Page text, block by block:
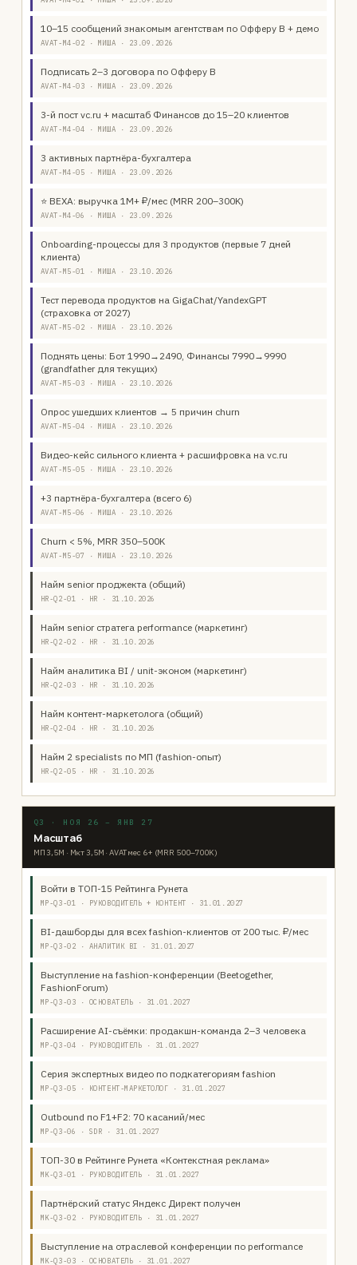
10–15 сообщений знакомым агентствам по Офферу B + демо
AVAT-M4-02 · МИША · 23.09.2026
Подписать 2–3 договора по Офферу B
AVAT-M4-03 · МИША · 23.09.2026
3-й пост vc.ru + масштаб Финансов до 15–20 клиентов
AVAT-M4-04 · МИША · 23.09.2026
3 активных партнёра-бухгалтера
AVAT-M4-05 · МИША · 23.09.2026
⭐ ВЕХА: выручка 1M+ ₽/мес (MRR 200–300K)
AVAT-M4-06 · МИША · 23.09.2026
Onboarding-процессы для 3 продуктов (первые 7 дней
клиента)
AVAT-M5-01 · МИША · 23.10.2026
Тест перевода продуктов на GigaChat/YandexGPT
(страховка от 2027)
AVAT-M5-02 · МИША · 23.10.2026
Поднять цены: Бот 1990→2490, Финансы 7990→9990
(grandfather для текущих)
AVAT-M5-03 · МИША · 23.10.2026
Опрос ушедших клиентов → 5 причин churn
AVAT-M5-04 · МИША · 23.10.2026
Видео-кейс сильного клиента + расшифровка на vc.ru
AVAT-M5-05 · МИША · 23.10.2026
+3 партнёра-бухгалтера (всего 6)
AVAT-M5-06 · МИША · 23.10.2026
Churn < 5%, MRR 350–500K
AVAT-M5-07 · МИША · 23.10.2026
Найм senior проджекта (общий)
HR-Q2-01 · HR · 31.10.2026
Найм senior стратега performance (маркетинг)
HR-Q2-02 · HR · 31.10.2026
Найм аналитика BI / unit-эконом (маркетинг)
HR-Q2-03 · HR · 31.10.2026
Найм контент-маркетолога (общий)
HR-Q2-04 · HR · 31.10.2026
Найм 2 specialists по МП (fashion-опыт)
HR-Q2-05 · HR · 31.10.2026
Q3 · НОЯ 26 – ЯНВ 27
Масштаб
МП 3,5М · Мкт 3,5М · AVAT мес 6+ (MRR 500–700K)
Войти в ТОП-15 Рейтинга Рунета
MP-Q3-01 · РУКОВОДИТЕЛЬ + КОНТЕНТ · 31.01.2027
BI-дашборды для всех fashion-клиентов от 200 тыс. ₽/мес
MP-Q3-02 · АНАЛИТИК BI · 31.01.2027
Выступление на fashion-конференции (Beetogether,
FashionForum)
MP-Q3-03 · ОСНОВАТЕЛЬ · 31.01.2027
Расширение AI-съёмки: продакшн-команда 2–3 человека
MP-Q3-04 · РУКОВОДИТЕЛЬ · 31.01.2027
Серия экспертных видео по подкатегориям fashion
MP-Q3-05 · КОНТЕНТ-МАРКЕТОЛОГ · 31.01.2027
Outbound по F1+F2: 70 касаний/мес
MP-Q3-06 · SDR · 31.01.2027
ТОП-30 в Рейтинге Рунета «Контекстная реклама»
MK-Q3-01 · РУКОВОДИТЕЛЬ · 31.01.2027
Партнёрский статус Яндекс Директ получен
MK-Q3-02 · РУКОВОДИТЕЛЬ · 31.01.2027
Выступление на отраслевой конференции по performance
MK-Q3-03 · ОСНОВАТЕЛЬ · 31.01.2027